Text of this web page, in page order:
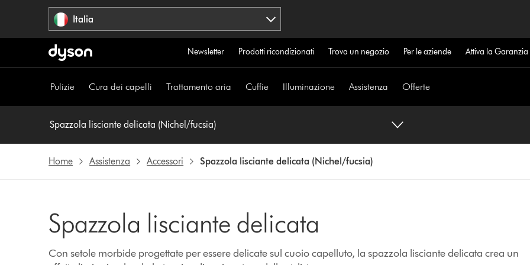
Italia
Newsletter Prodotti ricondizionati Trova un negozio Per le aziende Attiva la
Pulizie Cura dei capelli Trattamento aria Cuffie Illuminazione Assistenza Offerte
Spazzola lisciante delicata (Nichel/fucsia)
Home Assistenza Accessori Spazzola lisciante delicata (Nichel/fucsia)
Spazzola lisciante delicata
Con setole morbide progettate per essere delicate sul cuoio capelluto, la spazzola lisciante delicata crea un